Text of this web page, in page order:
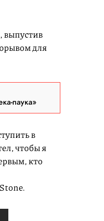
выпустив
для
паука»
в
чтобы я
кто